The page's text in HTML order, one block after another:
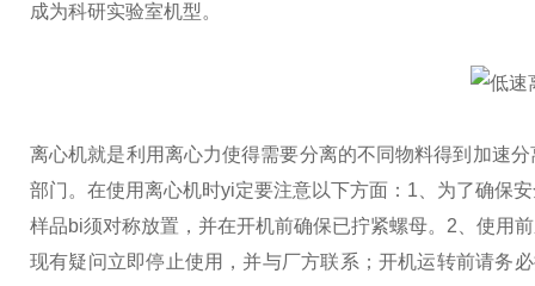
成为科研实验室机型。
离心机就是利用离心力使得需要分离的不同物料得到加速
部门。在使用离心机时yi定要注意以下方面： 1、为了确保
样品bi须对称放置，并在开机前确保已拧紧螺母。 2、使用
现有疑问立即停止使用，并与厂方联系；开机运转前请务